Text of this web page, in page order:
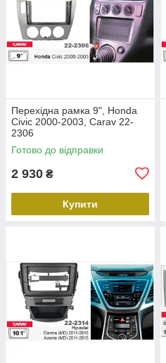
Перехідна рамка 9", Honda
Civic 2000-2003, Carav 22-
2306
Готово до відправки
2 930 ₴
Купити